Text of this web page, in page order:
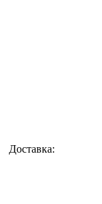
Доставка: